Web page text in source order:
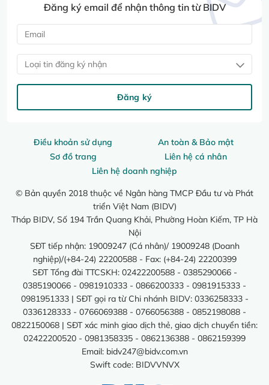
Điều khoản sử dụng
An toàn & Bảo mật
Sơ đồ trang
Liên hệ cá nhân
Liên hệ doanh nghiệp
© Bản quyền 2018 thuộc về Ngân hàng TMCP Đầu tư và Phát
triển Việt Nam (BIDV)
Tháp BIDV, Số 194 Trần Quang Khải, Phường Hoàn Kiếm, TP Hà
Nội
SĐT tiếp nhận: 19009247 (Cá nhân)/ 19009248 (Doanh
nghiệp)/(+84-24) 22200588 - Fax: (+84-24) 22200399
SĐT Tổng đài TTCSKH: 02422200588 - 0385290066 -
0385190066 - 0981910333 - 0866200333 - 0981915333 -
0981951333 | SĐT gọi ra từ Chi nhánh BIDV: 0336258333 -
0336128333 - 0766069388 - 0766056388 - 0852198088 -
0822150068 | SĐT xác minh giao dịch thẻ, giao dịch chuyển tiền:
02422200520 - 0981358335 - 0862136388 - 0862159399
Email: bidv247@bidv.com.vn
Swift code: BIDVVNVX
Đăng ký email để nhận thông tin từ BIDV
Loại tin đăng ký nhận
Đăng ký